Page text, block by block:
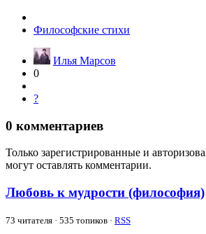
Философские стихи
Илья Марсов
0
?
0 комментариев
Только зарегистрированные и
могут оставлять комментарии.
Любовь к мудрости (философия)
73 читателя · 535 топиков · RSS